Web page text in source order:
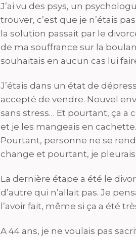
J’ai vu des psys, un
trouver, c’est que je n’étais
la solution passait par le
de ma souffrance sur la
souhaitais en aucun cas lui
J’étais dans un état de
accepté de vendre. Nouvel
sans stress… Et pourtant, ça a
et je les mangeais en
Pourtant, personne ne se
change et pourtant, je
La dernière étape a été le
d’autre qui n’allait pas. Je
l’avoir fait, même si ça a été
A 44 ans, je ne voulais pas